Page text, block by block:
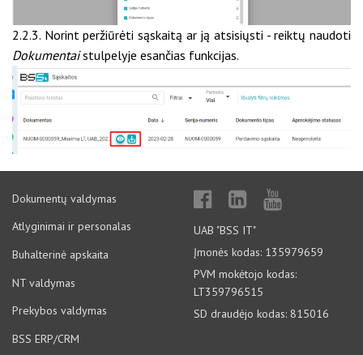
2.2.3. Norint peržiūrėti sąskaitą ar ją atsisiųsti - reiktų naudoti
Dokumentaistulpelyje esančias funkcijas.
Dokumentų valdymas
Atlyginimai ir personalas
Buhalterinė apskaita
NT valdymas
Prekybos valdymas
BSS ERP/CRM
UAB "BSS IT"
Įmonės kodas: 135979659
PVM mokėtojo kodas:
LT359796515
SD draudėjo kodas: 815016